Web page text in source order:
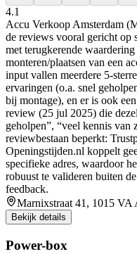
4.1
Accu Verkoop Amsterdam
de reviews vooral gericht op
met terugkerende
monteren/plaatsen van een
input vallen meerdere 5-
ervaringen (o.a. snel
bij montage), en er is ook
review (25 jul 2025) die
geholpen”, “veel kennis van
reviewbestaan beperkt:
Openingstijden.nl koppelt
specifieke adres, waardoor
robuust te valideren buiten
feedback.
Marnixstraat 41, 1015 VA
Bekijk details
Power-box